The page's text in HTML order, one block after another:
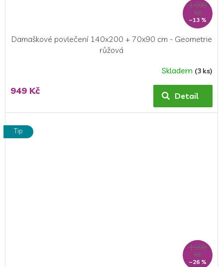
1 099
Kč
–13 %
Damaškové povlečení 140x200 + 70x90 cm - Geometrie
růžová
Skladem (3 ks)
949 Kč Detail
Tip
1 299
Kč
–26 %